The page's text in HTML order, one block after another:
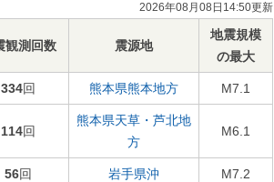
2026年08月08日14:50更新
観測回数 震源地
地震規模
の最大
334回 熊本県熊本地方 M7.1
114回
熊本県天草・芦北地
方
M6.1
56回 岩手県沖 M7.2